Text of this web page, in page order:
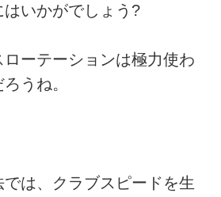
はいかがでしょう?
ーテーションは極力使わ
うね。
は、クラブスピードを生